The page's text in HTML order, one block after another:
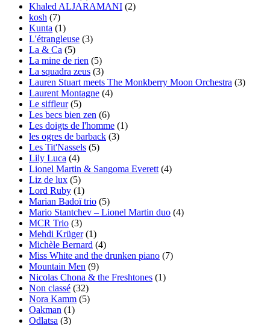
Khaled ALJARAMANI (2)
kosh (7)
Kunta (1)
L'étrangleuse (3)
La & Ca (5)
La mine de rien (5)
La squadra zeus (3)
Lauren Stuart meets The Monkberry Moon Orchestra (3)
Laurent Montagne (4)
Le siffleur(5)
Les becs bien zen (6)
Les doigts de l'homme (1)
les ogres de barback (3)
Les Tit'Nassels (5)
Lily Luca (4)
Lionel Martin & Sangoma Everett (4)
Liz de lux (5)
Lord Ruby (1)
Marian Badoï trio (5)
Mario Stantchev – Lionel Martin duo (4)
MCR Trio (3)
Mehdi Krüger(1)
Michèle Bernard (4)
Miss White and the drunken piano (7)
Mountain Men (9)
Nicolas Chona & the Freshtones (1)
Non classé (32)
Nora Kamm (5)
Oakman (1)
Odlatsa (3)